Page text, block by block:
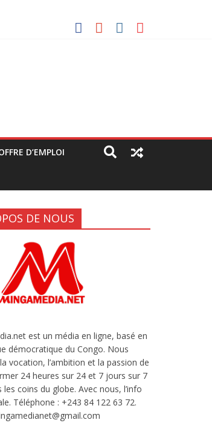
de C64 (rapport JPC/CENCO)
»
D’EMPLOI
DE NOUS
est un média en ligne, basé en
démocratique du Congo. Nous
vocation, l’ambition et la passion de
24 heures sur 24 et 7 jours sur 7
les coins du globe. Avec nous, l’info
Téléphone : +243 84 122 63 72.